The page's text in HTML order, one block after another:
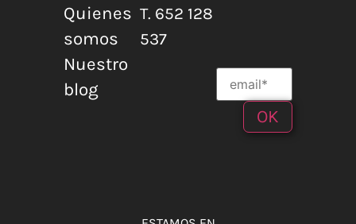
Quienes
somos
Nuestro
blog
T. 652 128
537